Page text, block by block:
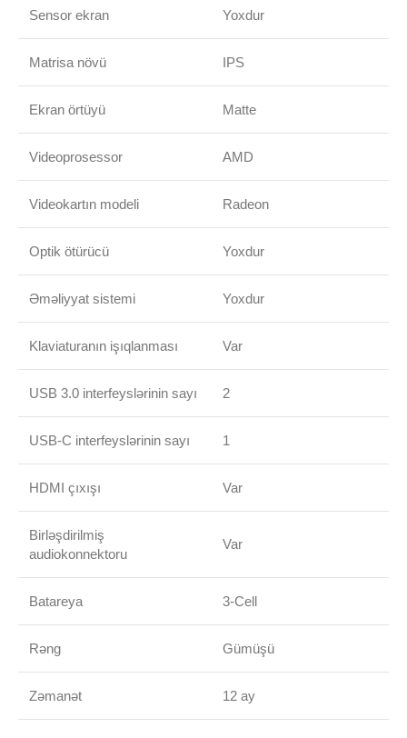
Sensor ekran Yoxdur
Matrisa növü IPS
Ekran örtüyü Matte
Videoprosessor AMD
Videokartın modeli Radeon
Optik ötürücü Yoxdur
Əməliyyat sistemi Yoxdur
Klaviaturanın işıqlanması Var
USB 3.0 interfeyslərinin sayı 2
USB-C interfeyslərinin sayı 1
HDMI çıxışı Var
Birləşdirilmiş
audiokonnektoru
Var
Batareya 3-Cell
Rəng Gümüşü
Zəmanət 12 ay